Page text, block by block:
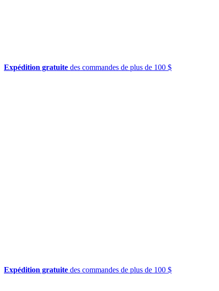
Expédition gratuite des commandes de plus de 100 $
Expédition gratuite des commandes de plus de 100 $